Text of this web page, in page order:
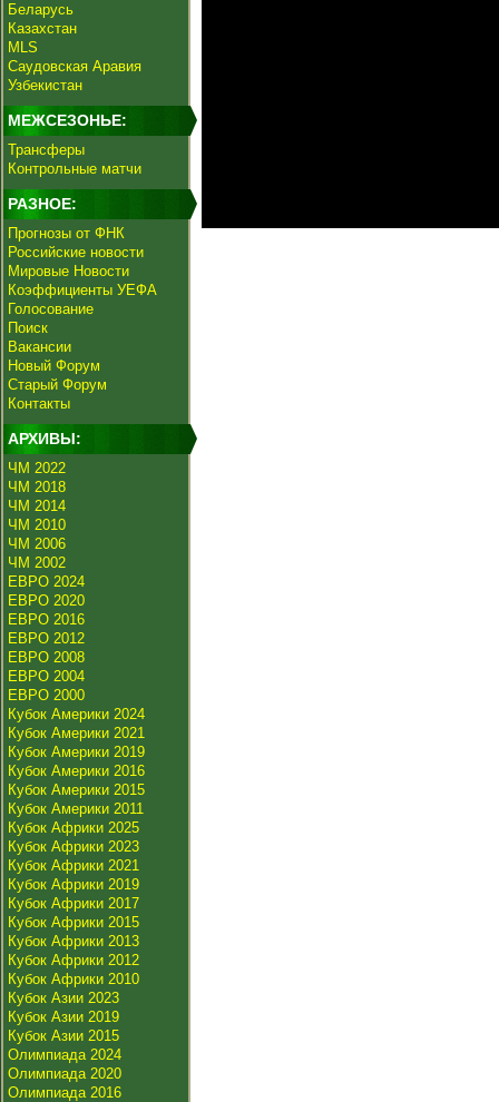
Беларусь
Казахстан
MLS
Саудовская Аравия
Узбекистан
МЕЖСЕЗОНЬЕ:
Трансферы
Контрольные матчи
РАЗНОЕ:
Прогнозы от ФНК
Российские новости
Мировые Новости
Коэффициенты УЕФА
Голосование
Поиск
Вакансии
Новый Форум
Старый Форум
Контакты
АРХИВЫ:
ЧМ 2022
ЧМ 2018
ЧМ 2014
ЧМ 2010
ЧМ 2006
ЧМ 2002
ЕВРО 2024
ЕВРО 2020
ЕВРО 2016
ЕВРО 2012
ЕВРО 2008
ЕВРО 2004
ЕВРО 2000
Кубок Америки 2024
Кубок Америки 2021
Кубок Америки 2019
Кубок Америки 2016
Кубок Америки 2015
Кубок Америки 2011
Кубок Африки 2025
Кубок Африки 2023
Кубок Африки 2021
Кубок Африки 2019
Кубок Африки 2017
Кубок Африки 2015
Кубок Африки 2013
Кубок Африки 2012
Кубок Африки 2010
Кубок Азии 2023
Кубок Азии 2019
Кубок Азии 2015
Олимпиада 2024
Олимпиада 2020
Олимпиада 2016